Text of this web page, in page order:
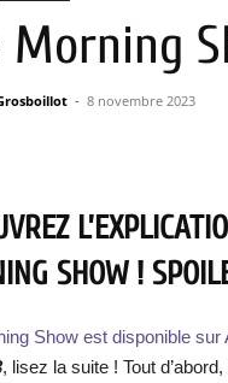
Morning
- 8 novembre 2023
SHOW !
Show est disponible sur
, lisez la suite ! Tout